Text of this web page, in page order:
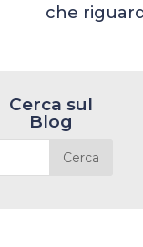
che
Cerca sul
Blog